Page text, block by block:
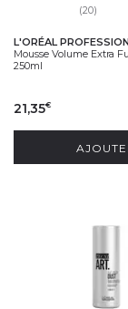
(20)
L'ORÉAL
Mousse Volume Extra
250ml
21,35€